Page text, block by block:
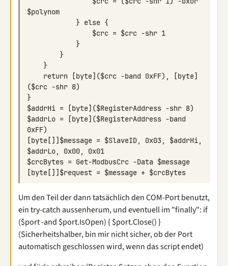
$addrLo = [byte]($RegisterAddress -band
[byte[]]$message = $SlaveID, 0x03, $addrHi,
Um den Teil der dann tatsächlich den COM-Port benutzt,
ein try-catch aussenherum, und eventuell im "finally": if
($port -and $port.IsOpen) { $port.Close() }
(Sicherheitshalber, bin mir nicht sicher, ob der Port
automatisch geschlossen wird, wenn das script endet)